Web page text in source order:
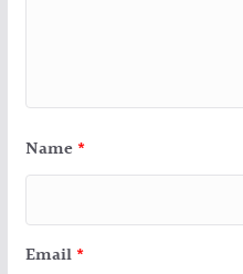
Name *
Email *